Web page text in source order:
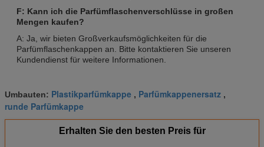
F: Kann ich die Parfümflaschenverschlüsse in großen
Mengen kaufen?
A: Ja, wir bieten Großverkaufsmöglichkeiten für die
Parfümflaschenkappen an. Bitte kontaktieren Sie unseren
Kundendienst für weitere Informationen.
Umbauten: Plastikparfümkappe , Parfümkappenersatz ,
runde Parfümkappe
Erhalten Sie den besten Preis für